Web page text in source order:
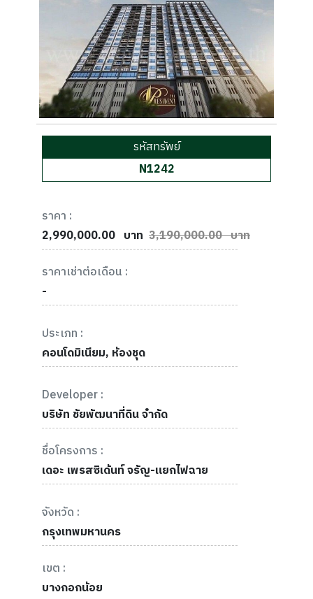
รหัสทรัพย์
N1242
ราคา :
2,990,000.00 บาท 3,190,000.00 บาท
ราคาเช่าต่อเดือน :
-
ประเภท :
คอนโดมิเนียม, ห้องชุด
Developer :
บริษัท ชัยพัฒนาที่ดิน จำกัด
ชื่อโครงการ :
เดอะ เพรสซิเด้นท์ จรัญ-แยกไฟฉาย
จังหวัด :
กรุงเทพมหานคร
เขต :
บางกอกน้อย